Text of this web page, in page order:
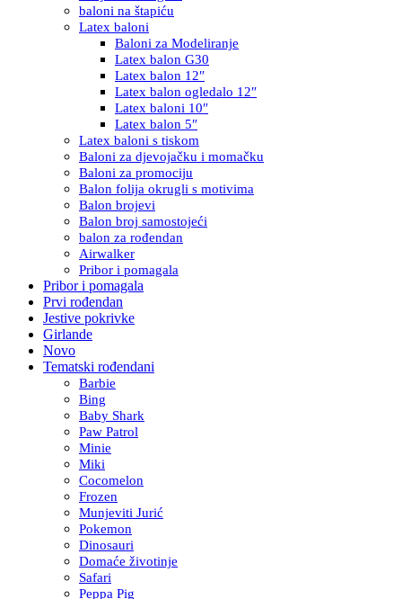
baloni na štapiću
Latex baloni
Baloni za Modeliranje
Latex balon G30
Latex balon 12″
Latex balon ogledalo 12″
Latex baloni 10″
Latex balon 5″
Latex baloni s tiskom
Baloni za djevojačku i momačku
Baloni za promociju
Balon folija okrugli s motivima
Balon brojevi
Balon broj samostojeći
balon za rođendan
Airwalker
Pribor i pomagala
Pribor i pomagala
Prvi rođendan
Jestive pokrivke
Girlande
Novo
Tematski rođendani
Barbie
Bing
Baby Shark
Paw Patrol
Minie
Miki
Cocomelon
Frozen
Munjeviti Jurić
Pokemon
Dinosauri
Domaće životinje
Safari
Peppa Pig